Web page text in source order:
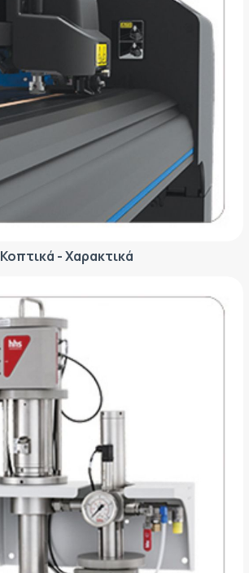
Κοπτικά - Χαρακτικά